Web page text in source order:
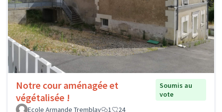
Notre cour aménagée et
végétalisée !
Soumis au
vote
Ecole Armande Tremblay
1 24